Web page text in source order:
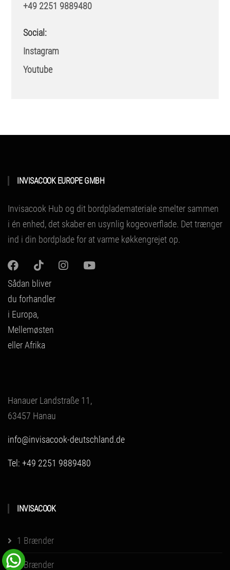
+49 2251 9889480
Social:
Instagram
Youtube
INVISACOOK EUROPE GMBH
Invisacook Hub og dit bordplademateriale smelter sammen
i én enhed, det skaber en usynlig kogeoverflade. Det trænger
ind i din bordplade for at varme køkkengrejet op.
Sådan bliver
du forhandler
i Europa,
Mellemøsten
eller Afrika
Hanauer Landstraße 11,
63457 Hanau
info@invisacook-deutschland.de
Tel: +49 2251 9889480
INVISACOOK
1 Brænder
2 Brænder